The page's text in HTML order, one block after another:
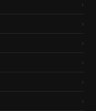
›
›
›
›
›
›